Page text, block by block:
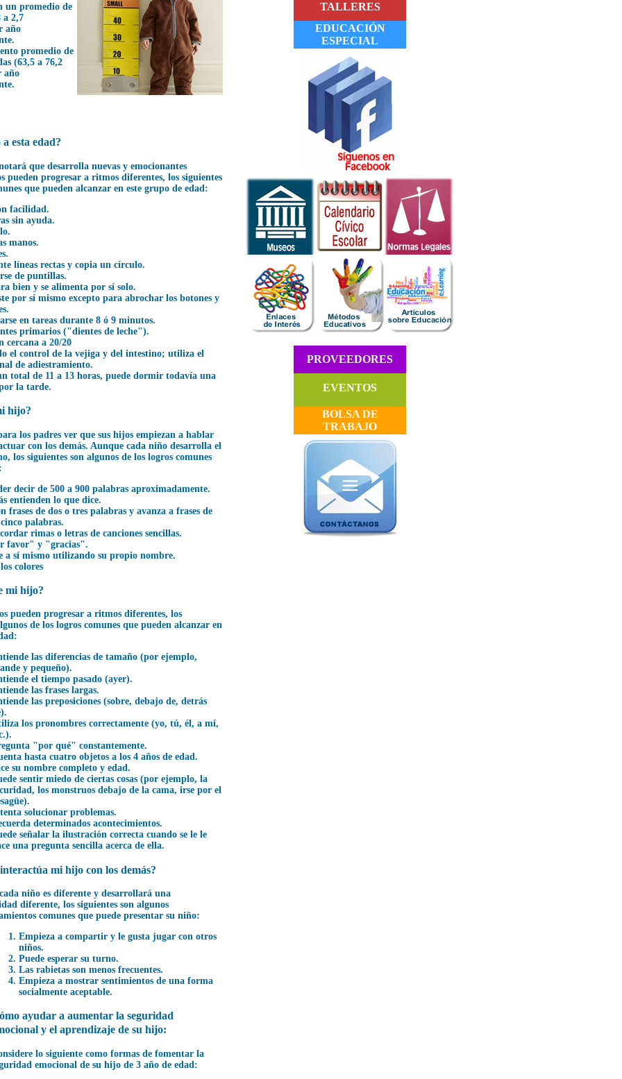
TALLERES
EDUCACIÓN
ESPECIAL
PROVEEDORES
EVENTOS
BOLSA DE
TRABAJO
un promedio de
a 2,7
año
promedio de
(63,5 a 76,2
año
esta edad?
que desarrolla nuevas y emocionantes
pueden progresar a ritmos diferentes, los siguientes
que pueden alcanzar en este grupo de edad:
facilidad.
sin ayuda.
manos.
líneas rectas y copia un círculo.
de puntillas.
bien y se alimenta por sí solo.
por sí mismo excepto para abrochar los botones y
en tareas durante 8 ó 9 minutos.
primarios ("dientes de leche").
cercana a 20/20
el control de la vejiga y del intestino; utiliza el
de adiestramiento.
total de 11 a 13 horas, puede dormir todavía una
la tarde.
hijo?
los padres ver que sus hijos empiezan a hablar
con los demás. Aunque cada niño desarrolla el
los siguientes son algunos de los logros comunes
decir de 500 a 900 palabras aproximadamente.
entienden lo que dice.
frases de dos o tres palabras y avanza a frases de
palabras.
rimas o letras de canciones sencillas.
favor" y "gracias".
a sí mismo utilizando su propio nombre.
colores
mi hijo?
pueden progresar a ritmos diferentes, los
de los logros comunes que pueden alcanzar en
las diferencias de tamaño (por ejemplo,
y pequeño).
el tiempo pasado (ayer).
las frases largas.
las preposiciones (sobre, debajo de, detrás
los pronombres correctamente (yo, tú, él, a mí,
"por qué" constantemente.
hasta cuatro objetos a los 4 años de edad.
su nombre completo y edad.
sentir miedo de ciertas cosas (por ejemplo, la
los monstruos debajo de la cama, irse por el
solucionar problemas.
determinados acontecimientos.
señalar la ilustración correcta cuando se le le
una pregunta sencilla acerca de ella.
mi hijo con los demás?
niño es diferente y desarrollará una
diferente, los siguientes son algunos
comunes que puede presentar su niño:
Empieza a compartir y le gusta jugar con otros
niños.
Puede esperar su turno.
Las rabietas son menos frecuentes.
Empieza a mostrar sentimientos de una forma
socialmente aceptable.
ayudar a aumentar la seguridad
y el aprendizaje de su hijo:
lo siguiente como formas de fomentar la
emocional de su hijo de 3 año de edad: